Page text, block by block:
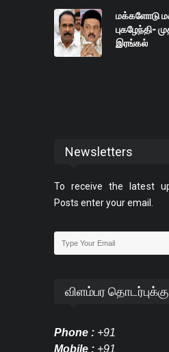
மக்களோடு
புகழேந்தி-
இரங்கல்
Newsletters
To receive the latest
Posts enter your email.
விளம்பர தொடர்புக்கு
Phone : +91
Mobile : +91